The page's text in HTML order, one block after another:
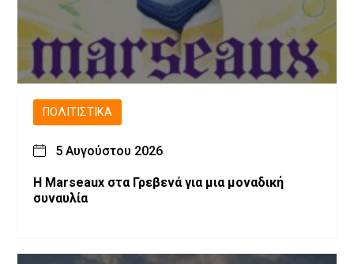
ΠΟΛΙΤΙΣΤΙΚΆ
5 Αυγούστου 2026
Η Marseaux στα Γρεβενά για μια μοναδική
συναυλία